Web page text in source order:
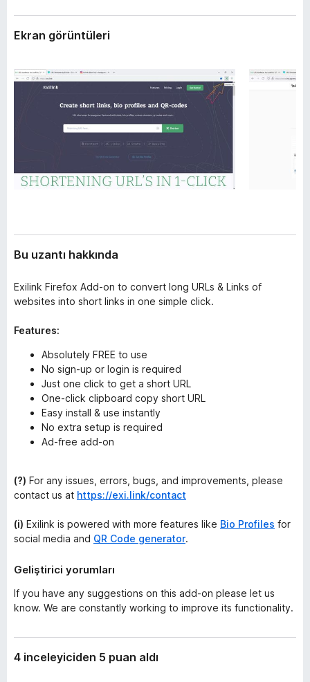
e
l
e
r
i
r
Ekran görüntüleri
Bu uzantı hakkında
Exilink Firefox Add-on to convert long URLs & Links of
websites into short links in one simple click.
Features:
Absolutely FREE to use
No sign-up or login is required
Just one click to get a short URL
One-click clipboard copy short URL
Easy install & use instantly
No extra setup is required
Ad-free add-on
(?) For any issues, errors, bugs, and improvements, please
contact us at https://exi.link/contact
(i) Exilink is powered with more features like Bio Profiles for
social media and QR Code generator.
Geliştirici yorumları
If you have any suggestions on this add-on please let us
know. We are constantly working to improve its functionality.
4 inceleyiciden 5 puan aldı